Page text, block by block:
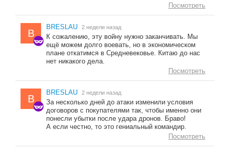
Посмотреть
B
BRESLAU 2 недели назад
К сожалению, эту войну нужно заканчивать. Мы
ещё можем долго воевать, но в экономическом
плане откатимся в Средневековье. Китаю до нас
нет никакого дела.
Посмотреть
B
BRESLAU 2 недели назад
За несколько дней до атаки изменили условия
договоров с покупателями так, чтобы именно они
понесли убытки после удара дронов. Браво!
А если честно, то это гениальный командир.
Посмотреть